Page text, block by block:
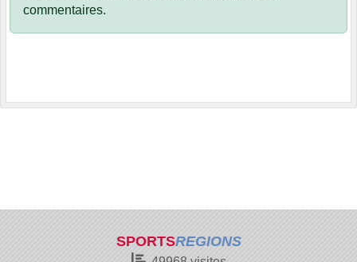
commentaires.
SPORTSREGIONS